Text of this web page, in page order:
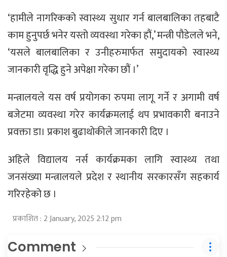
‘हामीले नागरिकको स्वास्थ्य सुधार गर्न बालबालिका तहबाटै
काम हुनुपर्छ भनेर यस्तो व्यवस्था गरेका हौं,’ मन्त्री पौडेलले भने,
‘यसले बालबालिका र उनीहरुमार्फत समुदायको स्वास्थ्य
जानकारी वृद्धि हुने अपेक्षा गरेका छौं ।’
मन्त्रालयले यस वर्ष प्रयोगका रुपमा लागू गर्ने र अगामी वर्ष
बजेटमा व्यवस्था गरेर कार्यक्रमलाई थप प्रभावकारी बनाउने
प्रवक्ता डा। प्रकाश बुढाथोकीले जानकारी दिए ।
अहिले विद्यालय नर्स कार्यक्रमका लागि स्वास्थ्य तथा
जनसंख्या मन्त्रालयले प्रदेश र स्थानीय सरकारसँग सहकार्य
गरिरहेको छ ।
प्रकाशित : 2 January, 2025 2:12 pm
Comment